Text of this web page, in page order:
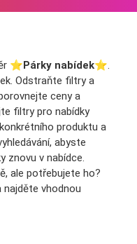
⭐️Párky nabídek⭐️.
Odstraňte filtry a
ceny a
filtry pro nabídky
produktu a
abyste
znovu v nabídce.
ale potřebujete ho?
najděte vhodnou